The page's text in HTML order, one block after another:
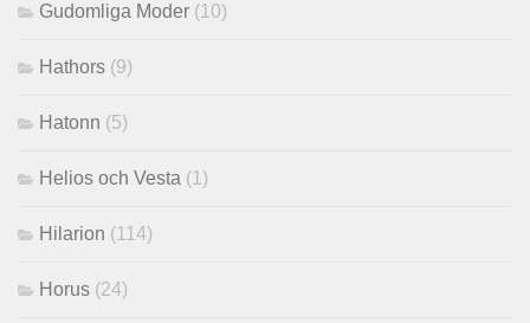
Gudomliga Moder (10)
Hathors (9)
Hatonn (5)
Helios och Vesta (1)
Hilarion (114)
Horus (24)